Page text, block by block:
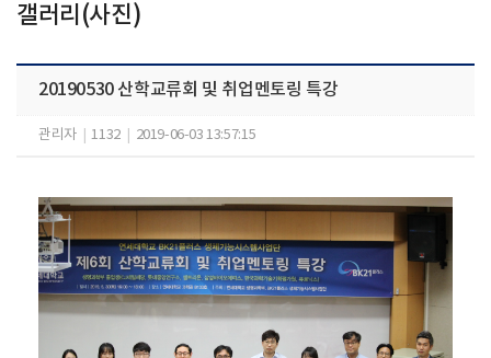
갤러리(사진)
20190530 산학교류회 및 취업멘토링 특강
관리자 1132 2019-06-03 13:57:15